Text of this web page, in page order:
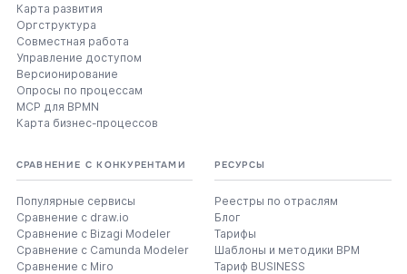
Карта развития
Оргструктура
Совместная работа
Управление доступом
Версионирование
Опросы по процессам
MCP для BPMN
Карта бизнес-процессов
СРАВНЕНИЕ С КОНКУРЕНТАМИ
Популярные сервисы
Сравнение с draw.io
Сравнение с Bizagi Modeler
Сравнение с Camunda Modeler
Сравнение с Miro
РЕСУРСЫ
Реестры по отраслям
Блог
Тарифы
Шаблоны и методики BPM
Тариф BUSINESS